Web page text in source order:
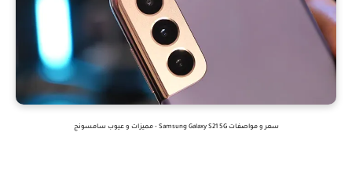
سعر و مواصفات Samsung Galaxy S21 5G - مميزات و عيوب سامسونج